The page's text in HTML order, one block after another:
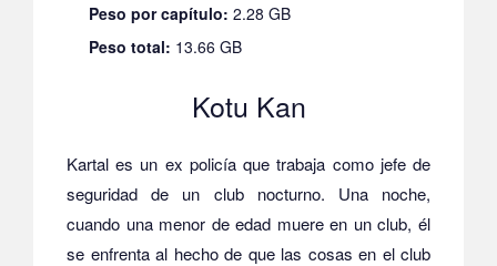
Peso por capítulo: 2.28 GB
Peso total: 13.66 GB
Kotu Kan
Kartal es un ex policía que trabaja como jefe de
seguridad de un club nocturno. Una noche,
cuando una menor de edad muere en un club, él
se enfrenta al hecho de que las cosas en el club